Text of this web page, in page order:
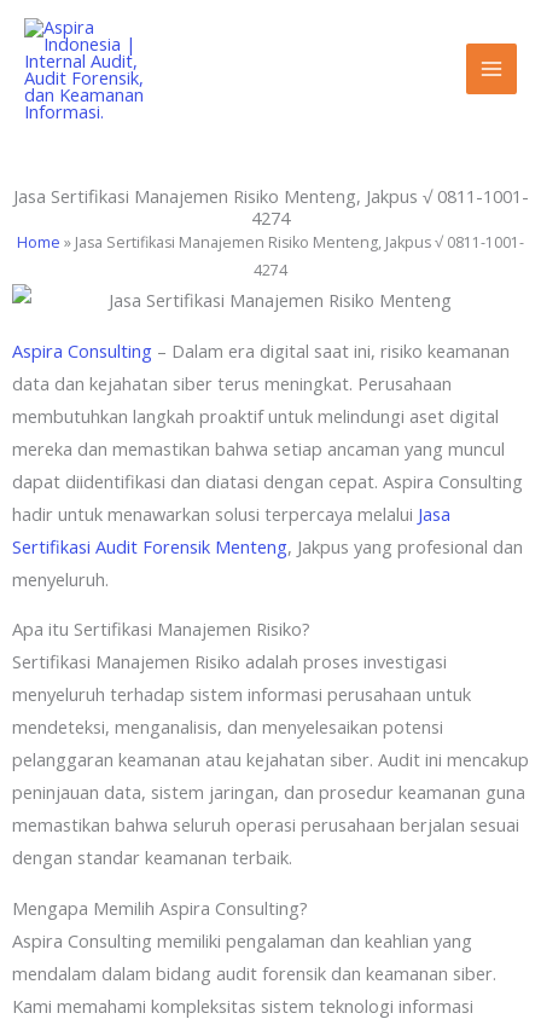
Lewati
konten
Jasa Sertifikasi Manajemen Risiko Menteng, Jakpus √ 0811-1001-
4274
Home » Jasa Sertifikasi Manajemen Risiko Menteng, Jakpus √ 0811-1001-
4274
Aspira Consulting – Dalam era digital saat ini, risiko keamanan
data dan kejahatan siber terus meningkat. Perusahaan
membutuhkan langkah proaktif untuk melindungi aset digital
mereka dan memastikan bahwa setiap ancaman yang muncul
dapat diidentifikasi dan diatasi dengan cepat. Aspira Consulting
hadir untuk menawarkan solusi terpercaya melalui Jasa
Sertifikasi Audit Forensik Menteng, Jakpus yang profesional dan
menyeluruh.
Apa itu Sertifikasi Manajemen Risiko?
Sertifikasi Manajemen Risiko adalah proses investigasi
menyeluruh terhadap sistem informasi perusahaan untuk
mendeteksi, menganalisis, dan menyelesaikan potensi
pelanggaran keamanan atau kejahatan siber. Audit ini mencakup
peninjauan data, sistem jaringan, dan prosedur keamanan guna
memastikan bahwa seluruh operasi perusahaan berjalan sesuai
dengan standar keamanan terbaik.
Mengapa Memilih Aspira Consulting?
Aspira Consulting memiliki pengalaman dan keahlian yang
mendalam dalam bidang audit forensik dan keamanan siber.
Kami memahami kompleksitas sistem teknologi informasi